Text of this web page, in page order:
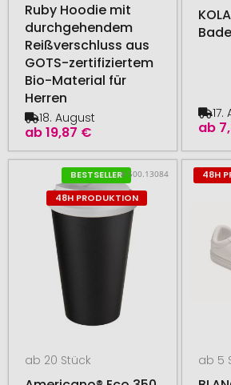
Ruby Hoodie mit
durchgehendem
Reißverschluss aus
GOTS-zertifiziertem
Bio-Material für
Herren
ab19,87 €
18. August
ab
17.
BESTSELLER
48H PRODUKTION
# 500.13084
ab 20 Stück
48H
ab 5